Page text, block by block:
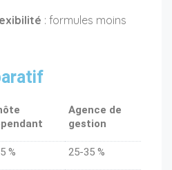
: formules moins
Agence de
gestion
% 25-35 %